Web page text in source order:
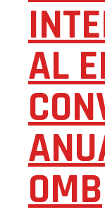
AL
OMB